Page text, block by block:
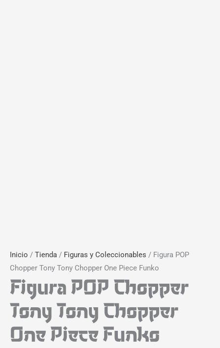
Inicio / Tienda / Figuras y Coleccionables / Figura POP
Chopper Tony Tony Chopper One Piece Funko
Figura POP Chopper
Tony Tony Chopper
One Piece Funko